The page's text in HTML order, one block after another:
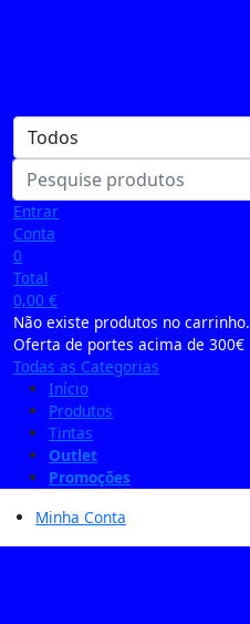
Entrar
Conta
0
Total
0,00 €
Não existe produtos no carrinho.
Oferta de portes acima de 300€
Todas as Categorias
Início
Produtos
Tintas
Outlet
Promoções
Minha Conta